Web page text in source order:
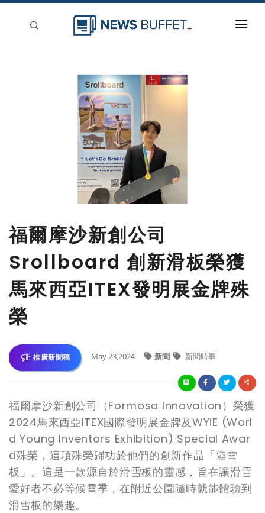
福爾摩沙新創公司
Srollboard 創新滑板榮獲
馬來西亞ITEX發明展金牌殊
榮
推廣新聞稿 May 23,2024 新聞 新聞時事
福爾摩沙新創公司（Formosa Innovation）榮獲
2024馬來西亞ITEX國際發明展金牌及WYiE (Worl
d Young Inventors Exhibition) Special Awar
d殊榮，這項殊榮歸功於他們的創新作品「陸雪
板」。這是一款源自於滑雪板的靈感，旨在讓滑雪
愛好者不必等候雪季，在附近公園隨時就能體驗到
滑雪板的樂趣。